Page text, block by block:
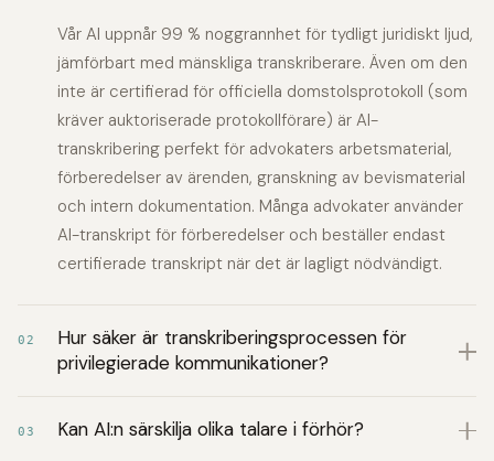
Vår AI uppnår 99 % noggrannhet för tydligt juridiskt ljud,
jämförbart med mänskliga transkriberare. Även om den
inte är certifierad för officiella domstolsprotokoll (som
kräver auktoriserade protokollförare) är AI-
transkribering perfekt för advokaters arbetsmaterial,
förberedelser av ärenden, granskning av bevismaterial
och intern dokumentation. Många advokater använder
AI-transkript för förberedelser och beställer endast
certifierade transkript när det är lagligt nödvändigt.
02
Hur säker är transkriberingsprocessen för
privilegierade kommunikationer?
03 Kan AI:n särskilja olika talare i förhör?